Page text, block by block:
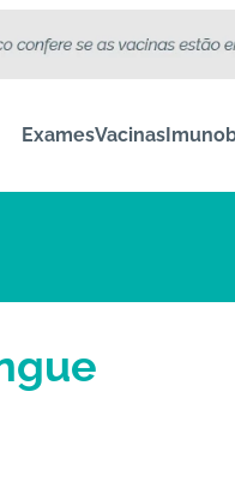
ExamesVacinas